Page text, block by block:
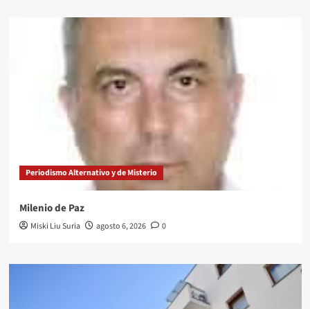
Periodismo Alternativo y de Misterio
Milenio de Paz
Miski Liu Suria agosto 6, 2026 0